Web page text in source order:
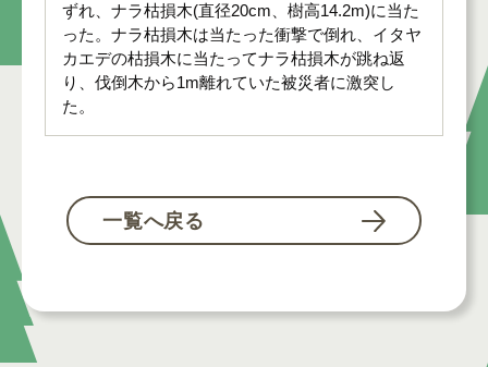
ずれ、ナラ枯損木(直径20cm、樹高14.2m)に当た
った。ナラ枯損木は当たった衝撃で倒れ、イタヤ
カエデの枯損木に当たってナラ枯損木が跳ね返
り、伐倒木から1m離れていた被災者に激突し
た。
一覧へ戻る